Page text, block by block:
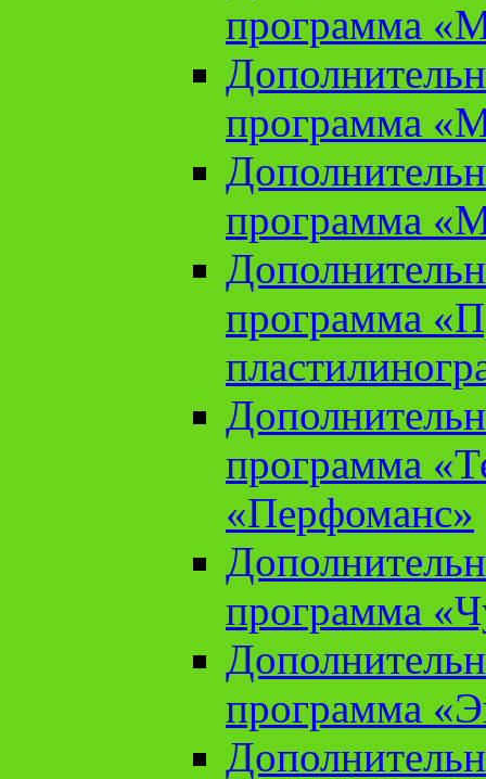
программа
программа
программа
программа
программа
«Перфоманс»
программа
программа